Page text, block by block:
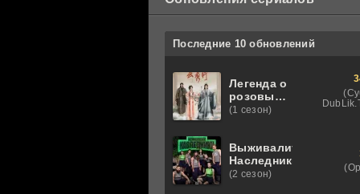
Последние 10 обновлений
Легенда о
розовых
облаках
(1 сезон)
Выживалити.
Наследники
(2 сезон)